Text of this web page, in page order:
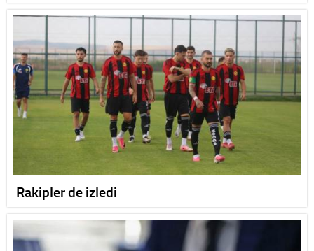
Rakipler de izledi